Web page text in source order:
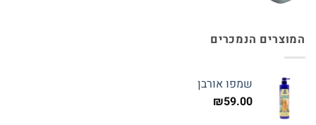
המוצרים הנמכרים
שמפו אורבן
₪59.00